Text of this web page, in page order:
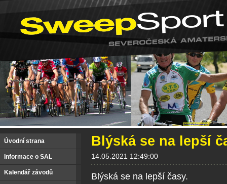
Úvodní strana
Informace o SAL
Kalendář závodů
Blýská se na lepší
14.05.2021 12:49:00
Blýská se na lepší časy.